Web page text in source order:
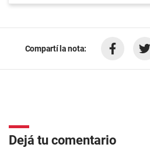
Compartí la nota:
Dejá tu comentario